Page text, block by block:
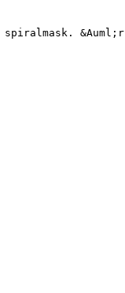
&Auml;r